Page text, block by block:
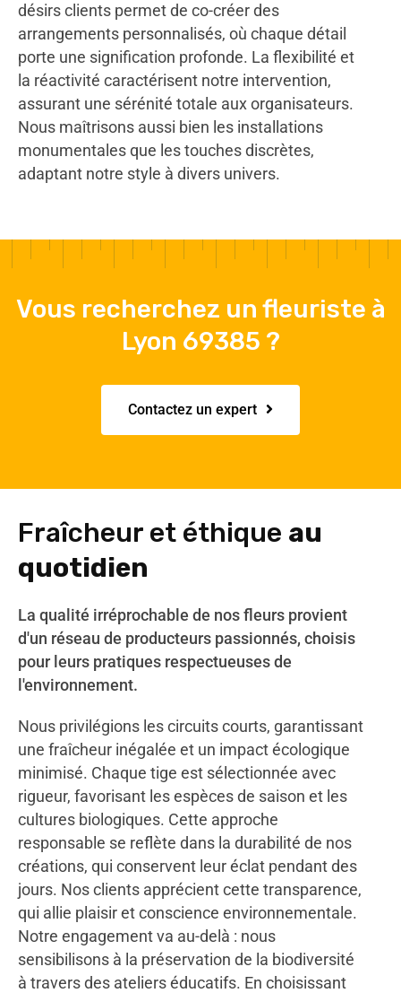
désirs clients permet de co-créer des
arrangements personnalisés, où chaque détail
porte une signification profonde. La flexibilité et
la réactivité caractérisent notre intervention,
assurant une sérénité totale aux organisateurs.
Nous maîtrisons aussi bien les installations
monumentales que les touches discrètes,
adaptant notre style à divers univers.
Vous recherchez un fleuriste à
Lyon 69385 ?
Contactez un expert
Fraîcheur et éthique au
quotidien
La qualité irréprochable de nos fleurs provient
d'un réseau de producteurs passionnés, choisis
pour leurs pratiques respectueuses de
l'environnement.
Nous privilégions les circuits courts, garantissant
une fraîcheur inégalée et un impact écologique
minimisé. Chaque tige est sélectionnée avec
rigueur, favorisant les espèces de saison et les
cultures biologiques. Cette approche
responsable se reflète dans la durabilité de nos
créations, qui conservent leur éclat pendant des
jours. Nos clients apprécient cette transparence,
qui allie plaisir et conscience environnementale.
Notre engagement va au-delà : nous
sensibilisons à la préservation de la biodiversité
à travers des ateliers éducatifs. En choisissant